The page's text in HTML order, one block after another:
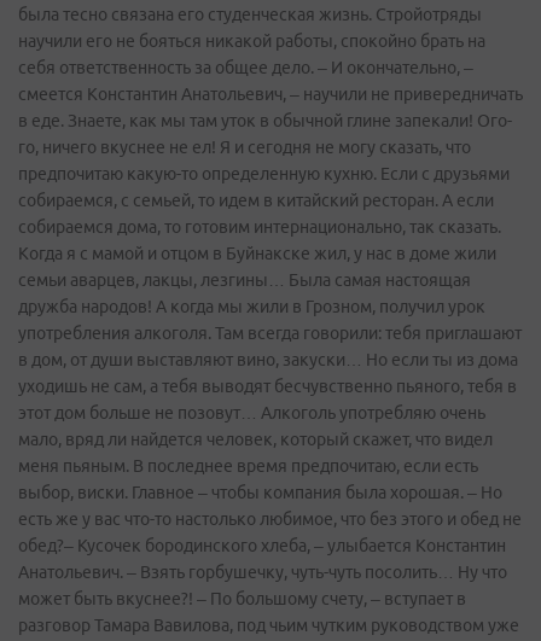
была тесно связана его студенческая жизнь. Стройотряды
научили его не бояться никакой работы, спокойно брать на
себя ответственность за общее дело. – И окончательно, –
смеется Константин Анатольевич, – научили не привередничать
в еде. Знаете, как мы там уток в обычной глине запекали! Ого-
го, ничего вкуснее не ел! Я и сегодня не могу сказать, что
предпочитаю какую-то определенную кухню. Если с друзьями
собираемся, с семьей, то идем в китайский ресторан. А если
собираемся дома, то готовим интернационально, так сказать.
Когда я с мамой и отцом в Буйнакске жил, у нас в доме жили
семьи аварцев, лакцы, лезгины… Была самая настоящая
дружба народов! А когда мы жили в Грозном, получил урок
употребления алкоголя. Там всегда говорили: тебя приглашают
в дом, от души выставляют вино, закуски… Но если ты из дома
уходишь не сам, а тебя выводят бесчувственно пьяного, тебя в
этот дом больше не позовут… Алкоголь употребляю очень
мало, вряд ли найдется человек, который скажет, что видел
меня пьяным. В последнее время предпочитаю, если есть
выбор, виски. Главное – чтобы компания была хорошая. – Но
есть же у вас что-то настолько любимое, что без этого и обед не
обед?– Кусочек бородинского хлеба, – улыбается Константин
Анатольевич. – Взять горбушечку, чуть-чуть посолить… Ну что
может быть вкуснее?! – По большому счету, – вступает в
разговор Тамара Вавилова, под чьим чутким руководством уже